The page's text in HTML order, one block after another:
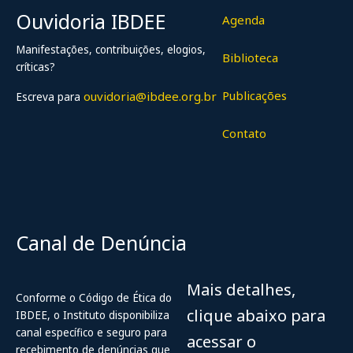
Ouvidoria IBDEE
Manifestações, contribuições, elogios,
críticas?
Escreva para ouvidoria@ibdee.org.br
Agenda
Biblioteca
Publicações
Contato
Canal de Denúncia
Conforme o Código de Ética do
IBDEE, o Instituto disponibiliza
canal específico e seguro para
recebimento de denúncias que
Mais detalhes,
clique abaixo para
acessar o